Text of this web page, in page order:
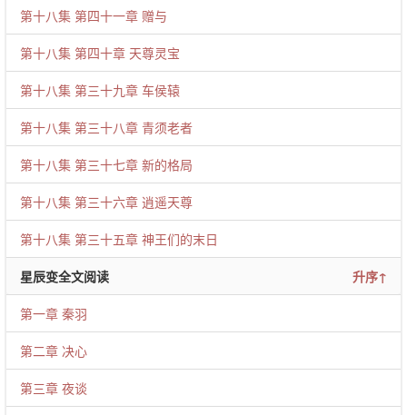
第十八集 第四十一章 赠与
第十八集 第四十章 天尊灵宝
第十八集 第三十九章 车侯辕
第十八集 第三十八章 青须老者
第十八集 第三十七章 新的格局
第十八集 第三十六章 逍遥天尊
第十八集 第三十五章 神王们的末日
星辰变全文阅读 升序↑
第一章 秦羽
第二章 决心
第三章 夜谈